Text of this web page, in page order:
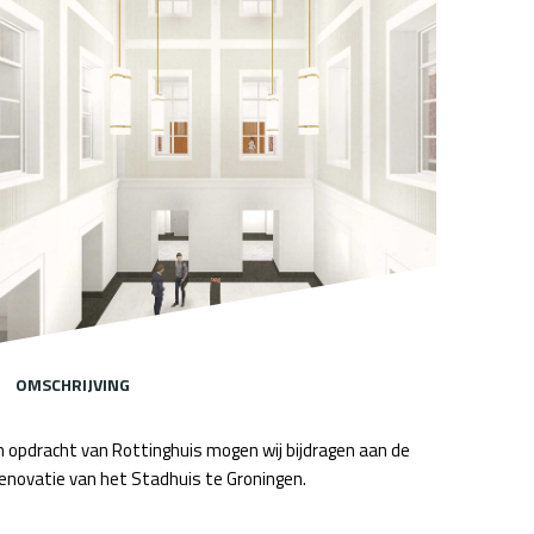
OMSCHRIJVING
opdracht van Rottinghuis mogen wij bijdragen aan de
van het Stadhuis te Groningen.